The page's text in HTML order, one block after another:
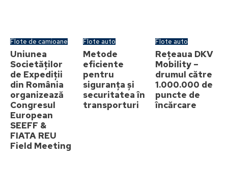
Flote de camioane
Uniunea
Societăților
de Expediții
din România
organizează
Congresul
European
SEEFF &
FIATA REU
Field Meeting
Flote auto
Metode
eficiente
pentru
siguranța și
securitatea în
transporturi
Flote auto
Rețeaua DKV
Mobility –
drumul către
1.000.000 de
puncte de
încărcare